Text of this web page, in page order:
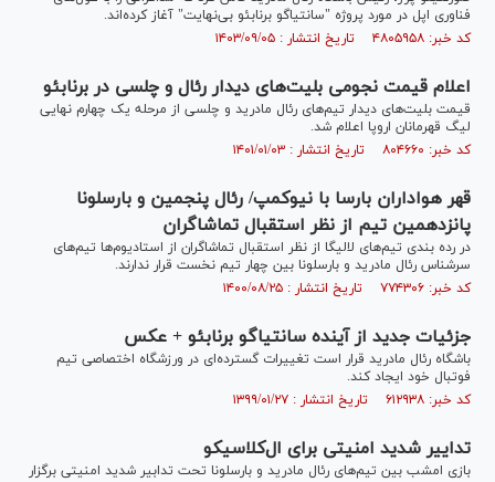
فناوری اپل در مورد پروژه "سانتیاگو برنابئو بی‌نهایت" آغاز کرده‌اند.
کد خبر: ۴۸۰۵۹۵۸ تاریخ انتشار : ۱۴۰۳/۰۹/۰۵
اعلام قیمت نجومی بلیت‌های دیدار رئال و چلسی در برنابئو
قیمت بلیت‌های دیدار تیم‌های رئال مادرید و چلسی از مرحله یک چهارم نهایی
لیگ قهرمانان اروپا اعلام شد.
کد خبر: ۸۰۴۶۶۰ تاریخ انتشار : ۱۴۰۱/۰۱/۰۳
قهر هواداران بارسا با نیوکمپ/ رئال پنجمین و بارسلونا
پانزدهمین تیم از نظر استقبال تماشاگران
در رده بندی تیم‌های لالیگا از نظر استقبال تماشاگران از استادیوم‌ها تیم‌های
سرشناس رئال مادرید و بارسلونا بین چهار تیم نخست قرار ندارند.
کد خبر: ۷۷۴۳۰۶ تاریخ انتشار : ۱۴۰۰/۰۸/۲۵
جزئیات جدید از آینده سانتیاگو برنابئو + عکس
باشگاه رئال مادرید قرار است تغییرات گسترده‌ای در ورزشگاه اختصاصی تیم
فوتبال خود ایجاد کند.
کد خبر: ۶۱۲۹۳۸ تاریخ انتشار : ۱۳۹۹/۰۱/۲۷
تداییر شدید امنیتی برای ال‌کلاسیکو
بازی امشب بین تیم‌های رئال مادرید و بارسلونا تحت ‌تدابیر شدید امنیتی برگزار